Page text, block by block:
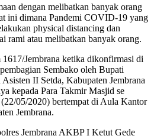
dengan melibatkan banyak orang
ini dimana Pandemi COVID-19 yang
physical distancing dan
rami atau melibatkan banyak orang.
Jembrana ketika dikonfirmasi di
Sembako oleh Bupati
II Setda, Kabupaten Jembrana
kepada Para Takmir Masjid se
05/2020) bertempat di Aula Kantor
Jembrana.
Jembrana AKBP I Ketut Gede